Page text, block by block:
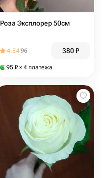
Роза Эксплорер 50см
4.5496 380₽
95 ₽ × 4 платежа